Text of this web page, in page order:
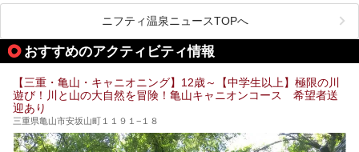
果だけではなく、代謝が高まり健康や美容にも良い影響が期
待できます。今回はそんな岩盤浴にこだわった、三重県内の
オススメ温泉・銭湯・スパ10ヶ所を紹介させていただきま
す。
ニフティ温泉ニュースTOPへ
おすすめのアクティビティ情報
【三重・亀山・キャニオニング】12歳～【中学生以上】極限の川
遊び！川と山の大自然を冒険！亀山キャニオンコース 希望者送
迎あり
三重県亀山市安坂山町１１９１−１８